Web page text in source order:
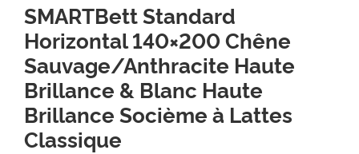
SMARTBett Standard
Horizontal 140×200 Chêne
Sauvage/Anthracite Haute
Brillance & Blanc Haute
Brillance Socième à Lattes
Classique